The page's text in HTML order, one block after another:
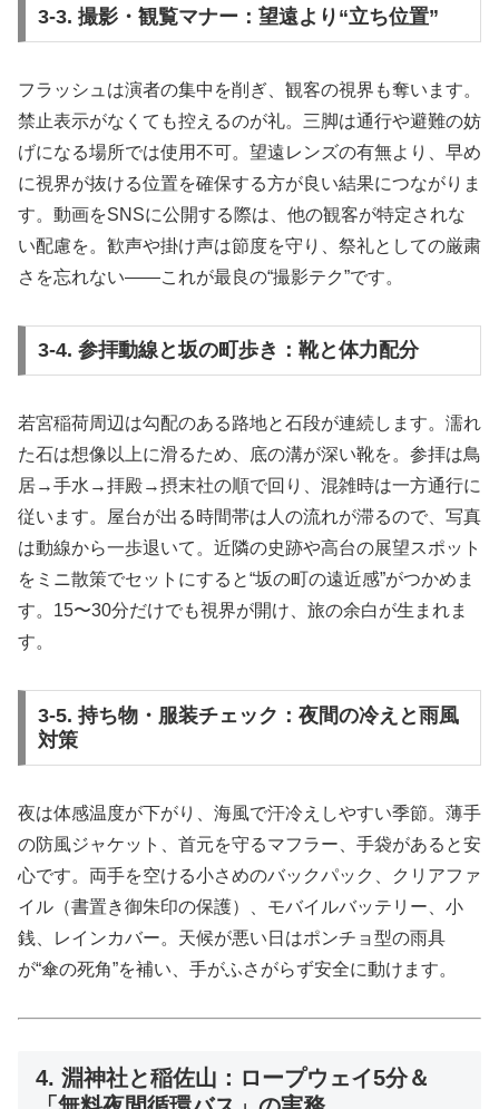
3-3. 撮影・観覧マナー：望遠より“立ち位置”
フラッシュは演者の集中を削ぎ、観客の視界も奪います。
禁止表示がなくても控えるのが礼。三脚は通行や避難の妨
げになる場所では使用不可。望遠レンズの有無より、早め
に視界が抜ける位置を確保する方が良い結果につながりま
す。動画をSNSに公開する際は、他の観客が特定されな
い配慮を。歓声や掛け声は節度を守り、祭礼としての厳粛
さを忘れない——これが最良の“撮影テク”です。
3-4. 参拝動線と坂の町歩き：靴と体力配分
若宮稲荷周辺は勾配のある路地と石段が連続します。濡れ
た石は想像以上に滑るため、底の溝が深い靴を。参拝は鳥
居→手水→拝殿→摂末社の順で回り、混雑時は一方通行に
従います。屋台が出る時間帯は人の流れが滞るので、写真
は動線から一歩退いて。近隣の史跡や高台の展望スポット
をミニ散策でセットにすると“坂の町の遠近感”がつかめま
す。15〜30分だけでも視界が開け、旅の余白が生まれま
す。
3-5. 持ち物・服装チェック：夜間の冷えと雨風
対策
夜は体感温度が下がり、海風で汗冷えしやすい季節。薄手
の防風ジャケット、首元を守るマフラー、手袋があると安
心です。両手を空ける小さめのバックパック、クリアファ
イル（書置き御朱印の保護）、モバイルバッテリー、小
銭、レインカバー。天候が悪い日はポンチョ型の雨具
が“傘の死角”を補い、手がふさがらず安全に動けます。
4. 淵神社と稲佐山：ロープウェイ5分＆